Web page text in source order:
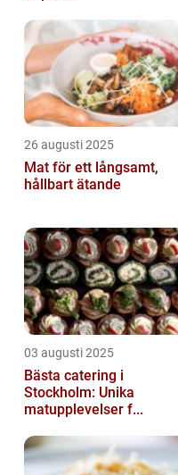
26 augusti 2025
Mat för ett långsamt,
hållbart ätande
03 augusti 2025
Bästa catering i
Stockholm: Unika
matupplevelser f...